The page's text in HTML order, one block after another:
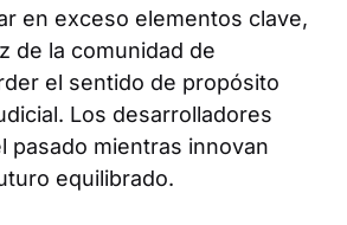
en exceso elementos clave,
de la comunidad de
el sentido de propósito
Los desarrolladores
pasado mientras innovan
equilibrado.